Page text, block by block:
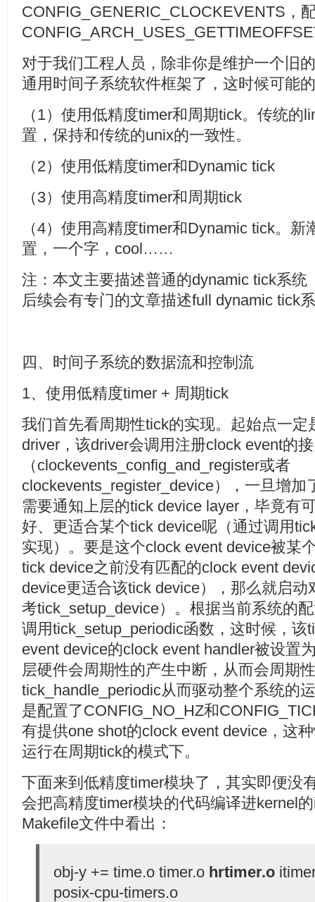
CONFIG_GENERIC_CLOCKEVENTS，
对于我们工程人员，除非你是维护一个旧
通用时间子系统软件框架了，这时候可能
（1）使用低精度timer和周期tick。传统的
置，保持和传统的unix的一致性。
（2）使用低精度timer和Dynamic tick
（3）使用高精度timer和周期tick
（4）使用高精度timer和Dynamic tick。
置，一个字，cool……
注：本文主要描述普通的dynamic tick系统
后续会有专门的文章描述full dynamic tick
四、时间子系统的数据流和控制流
1、使用低精度timer + 周期tick
我们首先看周期性tick的实现。起始点一定
driver，该driver会调用注册clock event的
（clockevents_config_and_register或者
clockevents_register_device），一旦增加
需要通知上层的tick device layer，毕竟有
好、更适合某个tick device呢（通过调用
实现）。要是这个clock event device被某
tick device之前没有匹配的clock event
device更适合该tick device），那么就启
考tick_setup_device）。根据当前系统的
调用tick_setup_periodic函数，这时候，该
event device的clock event handler被设置
层硬件会周期性的产生中断，从而会周期
tick_handle_periodic从而驱动整个系统的
是配置了CONFIG_NO_HZ和
有提供one shot的clock event device，这
运行在周期tick的模式下。
下面来到低精度timer模块了，其实即便没
会把高精度timer模块的代码编译进kernel
Makefile文件中看出：
obj-y += time.o timer.o hrtimer.o
posix-cpu-timers.o